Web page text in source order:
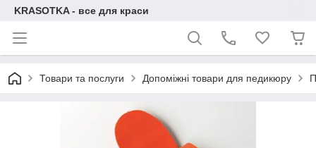
KRASOTKA - все для краси
Товари та послуги Допоміжні товари для педикюру